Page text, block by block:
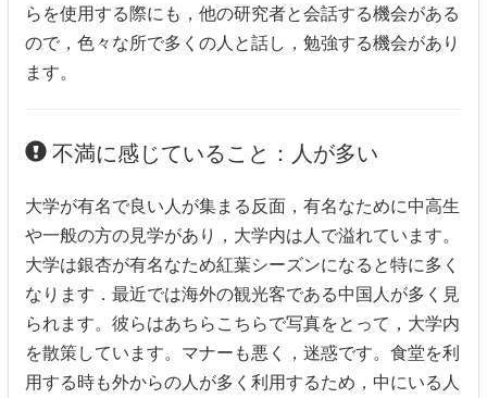
らを使用する際にも，他の研究者と会話する機会がある
ので，色々な所で多くの人と話し，勉強する機会があり
ます。
不満に感じていること：人が多い
大学が有名で良い人が集まる反面，有名なために中高生
や一般の方の見学があり，大学内は人で溢れています。
大学は銀杏が有名なため紅葉シーズンになると特に多く
なります．最近では海外の観光客である中国人が多く見
られます。彼らはあちらこちらで写真をとって，大学内
を散策しています。マナーも悪く，迷惑です。食堂を利
用する時も外からの人が多く利用するため，中にいる人